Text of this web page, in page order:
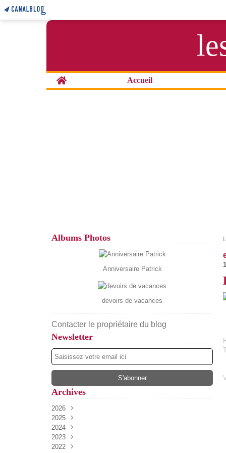
Home Accueil
Albums Photos
Anniversaire Patrick
devoirs de vacances
Contacter le propriétaire du blog
Newsletter
Archives
2026
Août
Juillet
Juin
Mai(13)
2025
Décembre
Novembre
Octobre
2024
Décembre
Novembre
2023
Décembre
2022